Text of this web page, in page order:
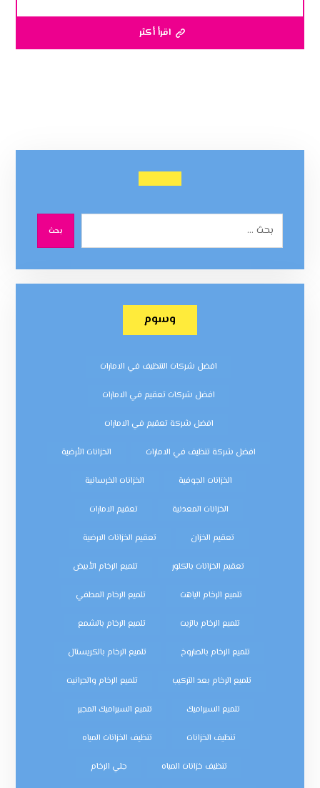
اقرأ أكثر
بحث
وسوم
افضل شركات التنظيف في الامارات
افضل شركات تعقيم في الامارات
افضل شركة تعقيم في الامارات
افضل شركة تنظيف في الامارات الخزانات الأرضية
الخزانات الجوفية الخزانات الخرسانية
الخزانات المعدنية تعقيم الامارات
تعقيم الخزان تعقيم الخزانات الارضية
تعقيم الخزانات بالكلور تلميع الرخام الأبيض
تلميع الرخام الباهت تلميع الرخام المطفي
تلميع الرخام بالزيت تلميع الرخام بالشمع
تلميع الرخام بالصاروخ تلميع الرخام بالكريستال
تلميع الرخام بعد التركيب تلميع الرخام والجرانيت
تلميع السيراميك تلميع السيراميك المجير
تنظيف الخزانات تنظيف الخزانات المياه
تنظيف خزانات المياه جلي الرخام